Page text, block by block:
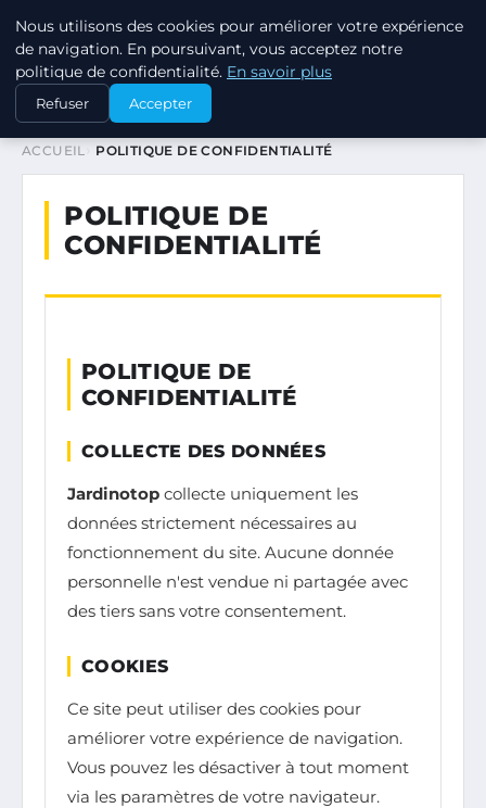
JARDINOTOP
ACCUEIL POLITIQUE DE CONFIDENTIALITÉ
POLITIQUE DE
CONFIDENTIALITÉ
POLITIQUE DE
CONFIDENTIALITÉ
COLLECTE DES DONNÉES
Jardinotop collecte uniquement les
données strictement nécessaires au
fonctionnement du site. Aucune donnée
personnelle n'est vendue ni partagée avec
des tiers sans votre consentement.
COOKIES
Ce site peut utiliser des cookies pour
améliorer votre expérience de navigation.
Vous pouvez les désactiver à tout moment
via les paramètres de votre navigateur.
Nous utilisons des cookies pour améliorer votre expérience
de navigation. En poursuivant, vous acceptez notre
politique de confidentialité. En savoir plus
Refuser Accepter